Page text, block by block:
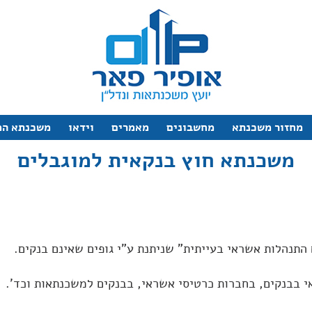
מחזור משכנתא
מחשבונים
מחשבון משכנתא
מאמרים
טיפים למשכנתא
וידאו
החשובים ביותר
דירה להשקעה
עוד סרטונים
משכנתא
משכנתא חוץ בנקאית למוגבלים
אשראי בעייתית" שניתנת ע"י גופים שאינם בנקים.
בבנקים, בחברות כרטיסי אשראי, בבנקים למשכנתאות וכד'.